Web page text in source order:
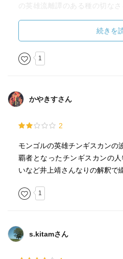
成吉思汗は貧しい身なりのモ
た
その思いを胸に領土拡大を続
宏壮な離宮、贅を尽くした館
失われていく
かつて成吉思汗はこうした生
何故か割り切れない思いがつき
成吉思汗だけがモンゴルの服
き、モンゴルの習俗にしたがっ
たぎるマグマのように熱い気
ぶる
の英雄流離譚のある種の切な
続きを
1
かやきすさん
2
モンゴルの英雄チンギスカンの
覇者となったチンギスカンの
いなど井上靖さんなりの解釈で
1
s.kitamさん